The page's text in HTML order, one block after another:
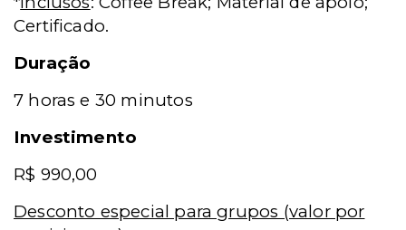
Certificado.
Duração
7 horas e 30 minutos
Investimento
R$ 990,00
Desconto especial para grupos (valor por